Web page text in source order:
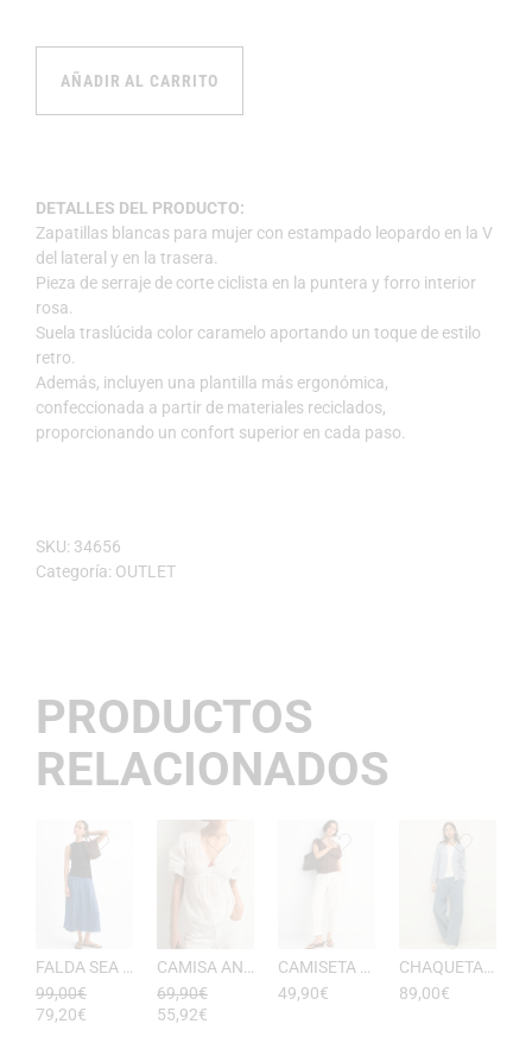
AÑADIR AL CARRITO
DETALLES DEL PRODUCTO:
Zapatillas blancas para mujer con estampado leopardo en la V
del lateral y en la trasera.
Pieza de serraje de corte ciclista en la puntera y forro interior
rosa.
Suela traslúcida color caramelo aportando un toque de estilo
retro.
Además, incluyen una plantilla más ergonómica,
confeccionada a partir de materiales reciclados,
proporcionando un confort superior en cada paso.
SKU: 34656
Categoría: OUTLET
PRODUCTOS
RELACIONADOS
99,00€
79,20€
69,90€
55,92€
49,90€
89,00€